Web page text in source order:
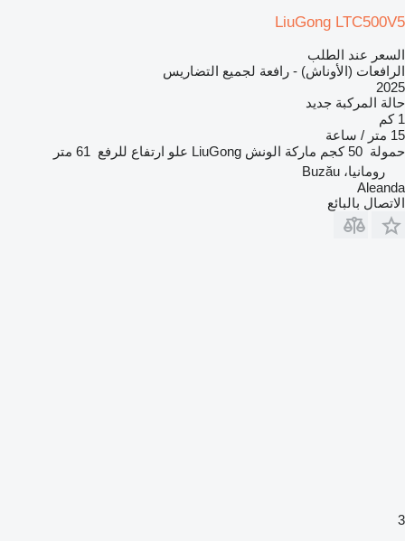
LiuGong LTC500V5
السعر عند الطلب
الرافعات (الأوناش) - رافعة لجميع التضاريس
2025
حالة المركبة جديد
1 كم
15 متر / ساعة
حمولة 50 كجم ماركة الونش LiuGong علو ارتفاع للرفع 61 متر
رومانيا، Buzău
Aleanda
الاتصال بالبائع
3